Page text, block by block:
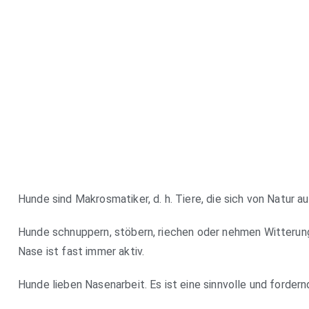
Hunde sind Makrosmatiker, d. h. Tiere, die sich von Natur
Hunde schnuppern, stöbern, riechen oder nehmen
Nase ist fast immer aktiv.
Hunde lieben Nasenarbeit. Es ist eine sinnvolle und